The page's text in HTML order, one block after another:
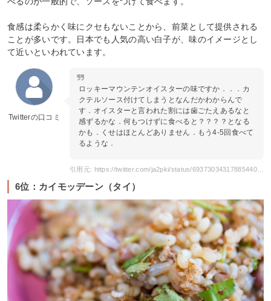
食感は柔らかく味にクセもないことから、前菜として提供される
ことが多いです。日本でも人気の高い白子が、味のイメージとし
て近いといわれています。
Twitterの口コミ
ロッキーマウンテンオイスターの味ですか．．．カ
クテルソース付けてしまうとなんだかわからんで
す．オイスターと言われた割には歯ごたえあるなと
感ずるかな．何もつけずに食べると？？？？となる
かも．くせはほとんどありません．もう4-5回食べて
るような．
引用元: https://twitter.com/ja2pki/status/69373034317885440?s=20
6位：カイモッデーン（タイ）